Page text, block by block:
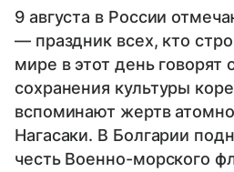
9 августа в России
— праздник всех, кто
мире в этот день говорят
сохранения культуры
вспоминают жертв
Нагасаки. В Болгарии
честь Военно-морского